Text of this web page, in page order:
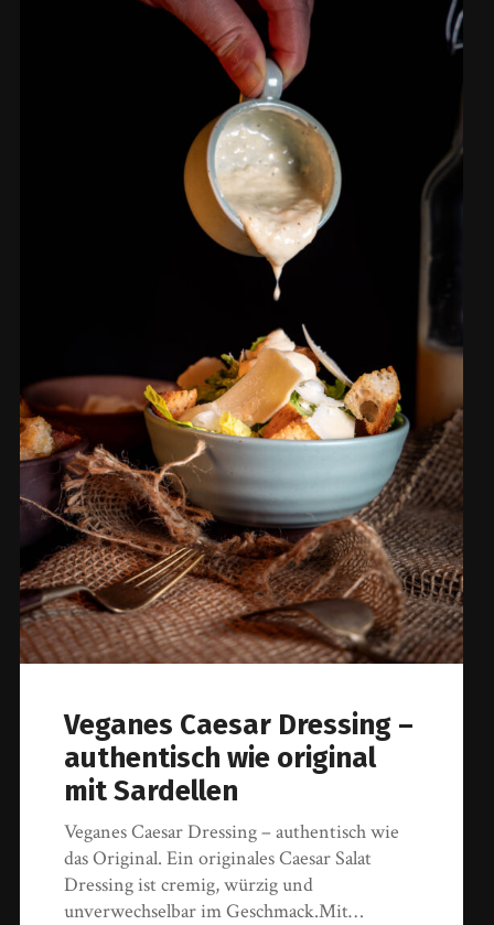
Veganes Caesar Dressing –
authentisch wie original
mit Sardellen
Veganes Caesar Dressing – authentisch wie
das Original. Ein originales Caesar Salat
Dressing ist cremig, würzig und
unverwechselbar im Geschmack.Mit…